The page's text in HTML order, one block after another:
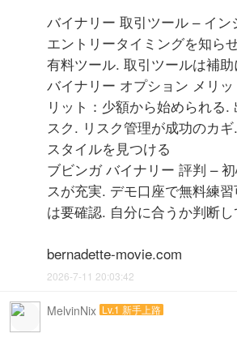
バイナリー 取引ツール – イン
エントリータイミングを知ら
有料ツール. 取引ツールは補
バイナリー オプション メリ
リット：少額から始められる.
スク. リスク管理が成功のカ
スタイルを見つける
ブビンガ バイナリー 評判 –
スが充実. デモ口座で無料練
は要確認. 自分に合うか判断
bernadette-movie.com
2026-7-11 20:03:42
MelvinNix Lv.1 新手上路